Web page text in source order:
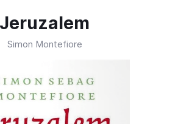
Jeruzalem
Simon Montefiore